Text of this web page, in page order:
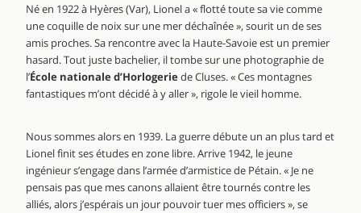
Né en 1922 à Hyères (Var), Lionel a « flotté toute sa vie comme
une coquille de noix sur une mer déchaînée », sourit un de ses
amis proches. Sa rencontre avec la Haute-Savoie est un premier
hasard. Tout juste bachelier, il tombe sur une photographie de
l’École nationale d’Horlogeriede Cluses. « Ces montagnes
fantastiques m’ont décidé à y aller », rigole le vieil homme.
Nous sommes alors en 1939. La guerre débute un an plus tard et
Lionel finit ses études en zone libre. Arrive 1942, le jeune
ingénieur s’engage dans l’armée d’armistice de Pétain. « Je ne
pensais pas que mes canons allaient être tournés contre les
alliés, alors j’espérais un jour pouvoir tuer mes officiers », se